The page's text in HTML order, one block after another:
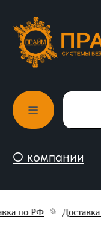
О компании
по РФ Доставка